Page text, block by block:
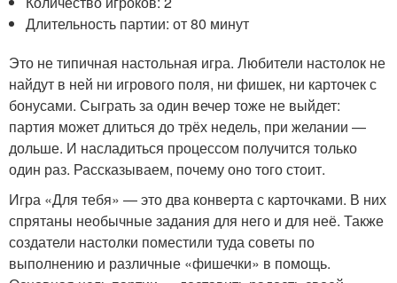
Длительность партии: от 80 минут
Это не типичная настольная игра. Любители настолок не
найдут в ней ни игрового поля, ни фишек, ни карточек с
бонусами. Сыграть за один вечер тоже не выйдет:
партия может длиться до трёх недель, при желании —
дольше. И насладиться процессом получится только
один раз. Рассказываем, почему оно того стоит.
Игра «Для тебя» — это два конверта с карточками. В них
спрятаны необычные задания для него и для неё. Также
создатели настолки поместили туда советы по
выполнению и различные «фишечки» в помощь.